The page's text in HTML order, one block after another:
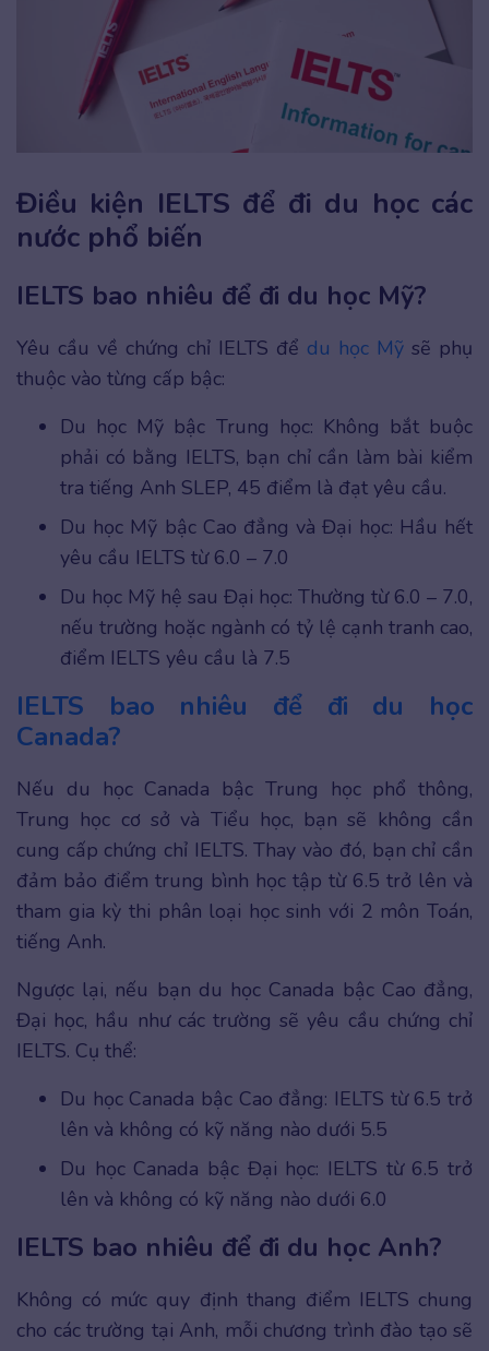
Điều kiện IELTS để đi du học các
nước phổ biến
IELTS bao nhiêu để đi du học Mỹ?
Yêu cầu về chứng chỉ IELTS để du học Mỹ sẽ phụ
thuộc vào từng cấp bậc:
Du học Mỹ bậc Trung học: Không bắt buộc
phải có bằng IELTS, bạn chỉ cần làm bài kiểm
tra tiếng Anh SLEP, 45 điểm là đạt yêu cầu.
Du học Mỹ bậc Cao đẳng và Đại học: Hầu hết
yêu cầu IELTS từ 6.0 – 7.0
Du học Mỹ hệ sau Đại học: Thường từ 6.0 – 7.0,
nếu trường hoặc ngành có tỷ lệ cạnh tranh cao,
điểm IELTS yêu cầu là 7.5
IELTS bao nhiêu để đi du học
Canada?
Nếu du học Canada bậc Trung học phổ thông,
Trung học cơ sở và Tiểu học, bạn sẽ không cần
cung cấp chứng chỉ IELTS. Thay vào đó, bạn chỉ cần
đảm bảo điểm trung bình học tập từ 6.5 trở lên và
tham gia kỳ thi phân loại học sinh với 2 môn Toán,
tiếng Anh.
Ngược lại, nếu bạn du học Canada bậc Cao đẳng,
Đại học, hầu như các trường sẽ yêu cầu chứng chỉ
IELTS. Cụ thể:
Du học Canada bậc Cao đẳng: IELTS từ 6.5 trở
lên và không có kỹ năng nào dưới 5.5
Du học Canada bậc Đại học: IELTS từ 6.5 trở
lên và không có kỹ năng nào dưới 6.0
IELTS bao nhiêu để đi du học Anh?
Không có mức quy định thang điểm IELTS chung
cho các trường tại Anh, mỗi chương trình đào tạo sẽ